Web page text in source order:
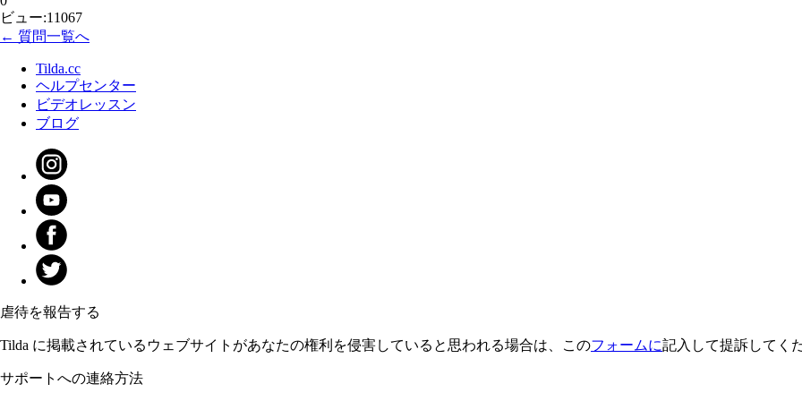
ビュー:11067
← 質問一覧へ
Tilda.cc
ヘルプセンター
ビデオレッスン
ブログ
虐待を報告する
Tilda に掲載されているウェブサイトがあなたの権利を侵害していると思われる場合は、このフォームに記入して提訴してく
サポートへの連絡方法